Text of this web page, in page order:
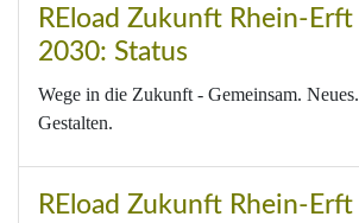
REload Zukunft Rhein-Erft
2030: Status
Wege in die Zukunft - Gemeinsam. Neues.
Gestalten.
REload Zukunft Rhein-Erft